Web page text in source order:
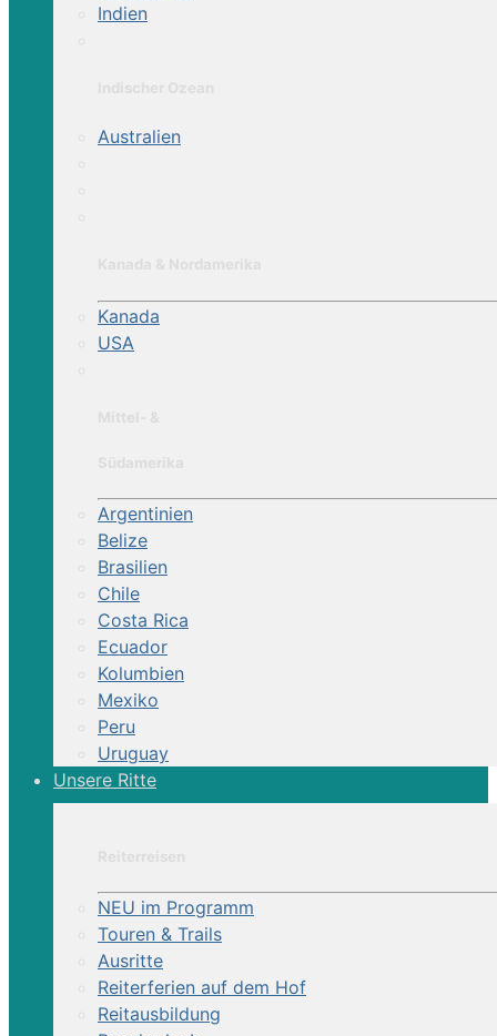
Indien
Australien
Kanada
USA
Argentinien
Belize
Brasilien
Chile
Costa Rica
Ecuador
Kolumbien
Mexiko
Peru
Uruguay
Unsere Ritte
NEU im Programm
Touren & Trails
Ausritte
Reiterferien auf dem Hof
Reitausbildung